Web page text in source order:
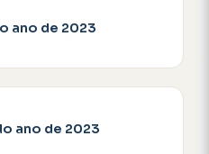
ano de 2023
ano de 2023